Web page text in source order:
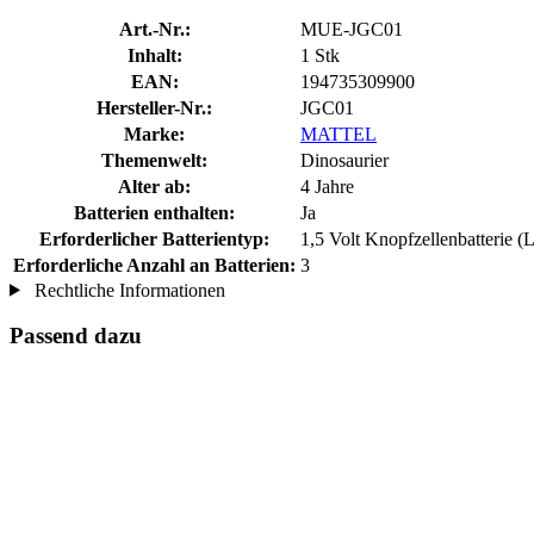
Art.-Nr.:
MUE-JGC01
Inhalt:
1 Stk
EAN:
194735309900
Hersteller-Nr.:
JGC01
Marke:
MATTEL
Themenwelt:
Dinosaurier
Alter ab:
4 Jahre
Batterien enthalten:
Ja
Erforderlicher Batterientyp:
1,5 Volt Knopfzellenbatterie
Erforderliche Anzahl an Batterien: 3
Rechtliche Informationen
Passend dazu